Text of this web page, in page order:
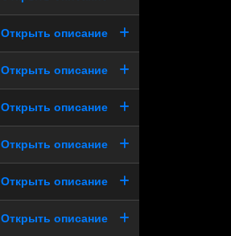
Открыть описание
Открыть описание
Открыть описание
Открыть описание
Открыть описание
Открыть описание